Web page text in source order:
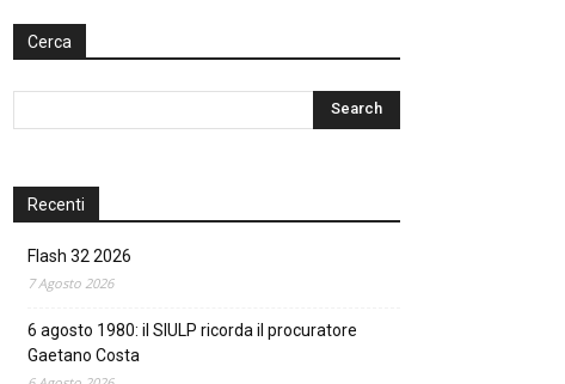
Cerca
Recenti
Flash 32 2026
7 Agosto 2026
6 agosto 1980: il SIULP ricorda il procuratore
Gaetano Costa